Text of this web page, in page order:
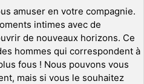
amuser en votre compagnie.
intimes avec de
de nouveaux horizons. Ce
hommes qui correspondent à
fous ! Nous pouvons vous
mais si vous le souhaitez